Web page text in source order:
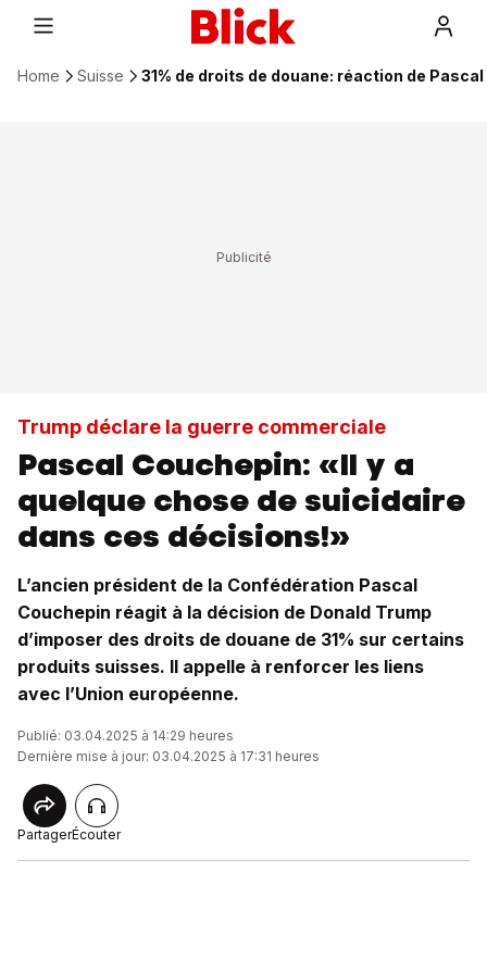
Home Suisse 31% de droits de douane: réaction de
Trump déclare la guerre commerciale
Pascal Couchepin: «Il y a
quelque chose de suicidaire
dans ces décisions!»
L’ancien président de la Confédération Pascal
Couchepin réagit à la décision de Donald Trump
d’imposer des droits de douane de 31% sur certains
produits suisses. Il appelle à renforcer les liens
avec l’Union européenne.
Publié: 03.04.2025 à 14:29 heures
Dernière mise à jour: 03.04.2025 à 17:31 heures
PartagerÉcouter